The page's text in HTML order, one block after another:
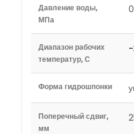
Давление воды,
МПа
Диапазон рабочих
температур, С
Форма гидрошпонки
Поперечный сдвиг,
мм